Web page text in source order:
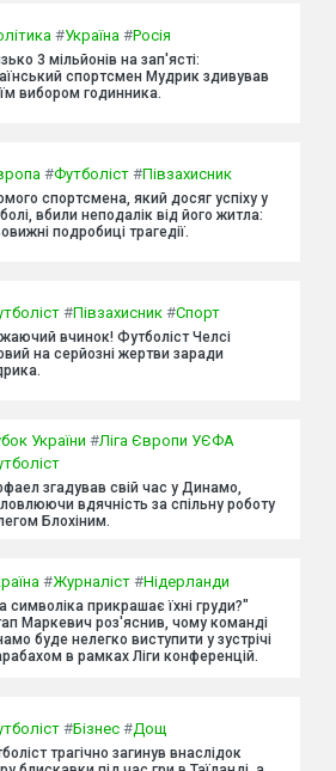
#Україна #Росія
3 мільйонів на зап'ясті:
спортсмен Мудрик здивував
вибором годинника.
#Футболіст #Півзахисник
спортсмена, який досяг успіху у
вбили неподалік від його житла:
подробиці трагедії.
#Півзахисник #Спорт
вчинок! Футболіст Челсі
на серйозні жертви заради
України #Ліга Європи УЄФА
згадував свій час у Динамо,
вдячність за спільну роботу
Блохіним.
#Журналіст #Нідерланди
символіка прикрашає їхні груди?"
Маркевич роз'яснив, чому команді
буде нелегко виступити у зустрічі
в рамках Ліги конференцій.
#Бізнес #Дощ
трагічно загинув внаслідок